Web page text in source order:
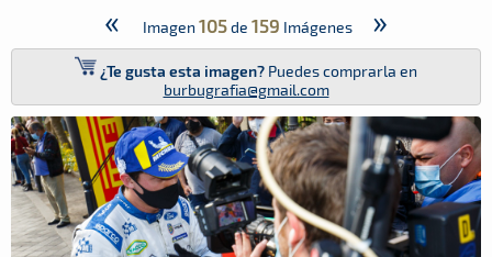
« Imagen 105de 159 Imágenes »
¿Te gusta esta imagen? Puedes comprarla en
burbugrafia@gmail.com